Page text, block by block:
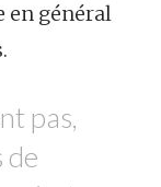
en général
pas,
de